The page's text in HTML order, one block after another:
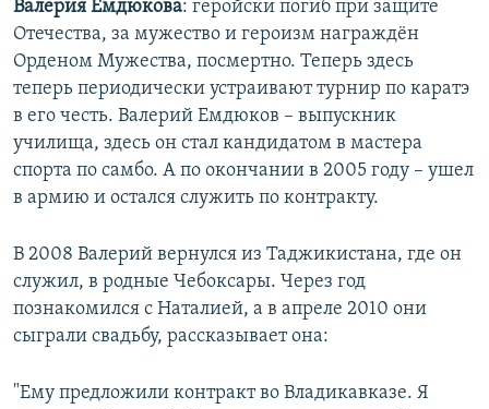
Валерия Емдюкова: геройски погиб при защите
Отечества, за мужество и героизм награждён
Орденом Мужества, посмертно. Теперь здесь
теперь периодически устраивают турнир по каратэ
в его честь. Валерий Емдюков – выпускник
училища, здесь он стал кандидатом в мастера
спорта по самбо. А по окончании в 2005 году – ушел
в армию и остался служить по контракту.
В 2008 Валерий вернулся из Таджикистана, где он
служил, в родные Чебоксары. Через год
познакомился с Наталией, а в апреле 2010 они
сыграли свадьбу, рассказывает она:
"Ему предложили контракт во Владикавказе. Я